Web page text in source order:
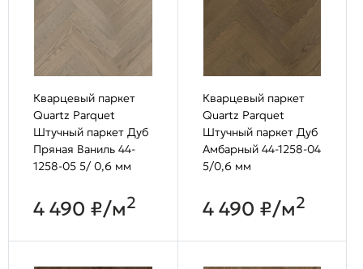
Кварцевый паркет
Quartz Parquet
Штучный паркет Дуб
Пряная Ваниль 44-
1258-05 5/ 0,6 мм
4 490 ₽/м2
Кварцевый паркет
Quartz Parquet
Штучный паркет Дуб
Амбарный 44-1258-04
5/0,6 мм
4 490 ₽/м2